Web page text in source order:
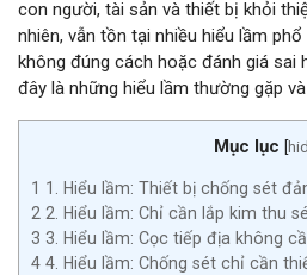
con người, tài sản và thiết bị khỏi
nhiên, vẫn tồn tại nhiều hiểu lầm
không đúng cách hoặc đánh giá sai
đây là những hiểu lầm thường gặp
Mục lục [
1 1. Hiểu lầm: Thiết bị chống sét
2 2. Hiểu lầm: Chỉ cần lắp kim thu
3 3. Hiểu lầm: Cọc tiếp địa không
4 4. Hiểu lầm: Chống sét chỉ cần